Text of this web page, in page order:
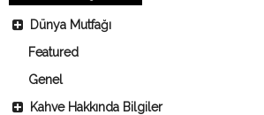
Dünya Mutfağı
Featured
Genel
Kahve Hakkında Bilgiler